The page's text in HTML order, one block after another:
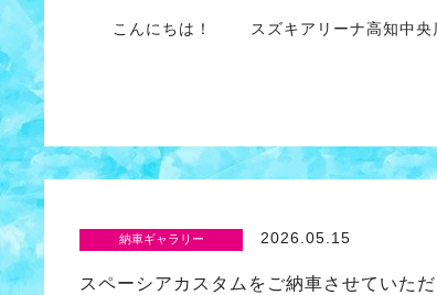
こんにちは！ スズキアリーナ高知中
納車ギャラリー 2026.05.15
スペーシアカスタムをご納車させていただ